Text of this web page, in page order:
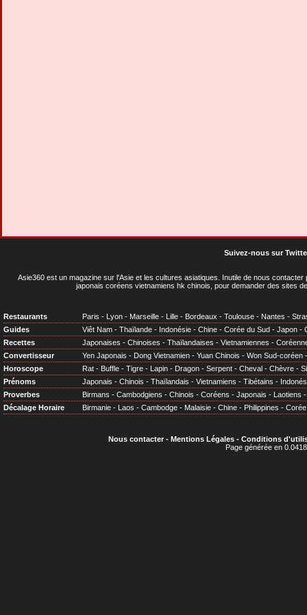
Suivez-nous sur
Asie360 est un magazine sur l'Asie et les cultures asiatiques . Inutile de nous
japonais coréens vietnamiens hk chinois, pour demander des sites
Restaurants Paris - Lyon - Marseille - Lille - Bordeaux - Toulouse - Nantes -
Guides
Viêt Nam - Thaïlande - Indonésie - Chine - Corée du Sud - Japon -
Recettes
Japonaises - Chinoises - Thaïlandaises - Vietnamiennes -
Convertisseur
Yen Japonais - Dong Vietnamien - Yuan Chinois - Won Sud-coréen
Horoscope
Rat - Buffle - Tigre - Lapin - Dragon - Serpent - Cheval - Chèvre -
Prénoms
Japonais - Chinois - Thaïlandais - Vietnamiens - Tibétains -
Proverbes
Birmans - Cambodgiens - Chinois - Coréens - Japonais - Laotiens
Décalage Horaire
Birmanie - Laos - Cambodge - Malaisie - Chine - Philippines - Corée
Nous contacter- Mentions Légales- Conditions
Page générée en